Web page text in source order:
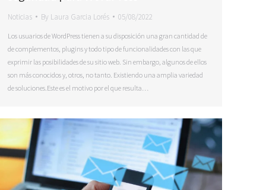
Noticias By Laura Garcia Lorés 05/08/2022
Los usuarios de WordPress tienen a su disposición una gran cantidad de
de complementos, plugins y todo tipo de funcionalidades con las que
exprimir las posibilidades de su sitio web. Sin embargo, algunos de ellos
son más conocidos y, otros, no tanto. Existiendo una amplia variedad
de soluciones.Este es el motivo por el que resulta…